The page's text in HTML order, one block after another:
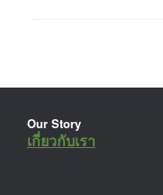
Our Story
เกี่ยวกับเรา